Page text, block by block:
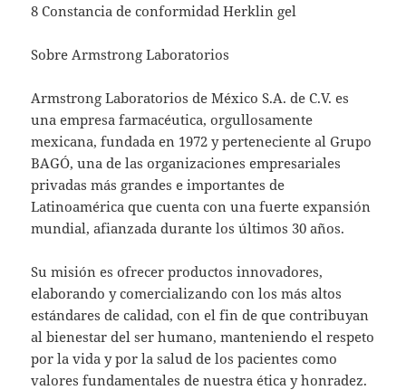
8 Constancia de conformidad Herklin gel
Sobre Armstrong Laboratorios
Armstrong Laboratorios de México S.A. de C.V. es
una empresa farmacéutica, orgullosamente
mexicana, fundada en 1972 y perteneciente al Grupo
BAGÓ, una de las organizaciones empresariales
privadas más grandes e importantes de
Latinoamérica que cuenta con una fuerte expansión
mundial, afianzada durante los últimos 30 años.
Su misión es ofrecer productos innovadores,
elaborando y comercializando con los más altos
estándares de calidad, con el fin de que contribuyan
al bienestar del ser humano, manteniendo el respeto
por la vida y por la salud de los pacientes como
valores fundamentales de nuestra ética y honradez.